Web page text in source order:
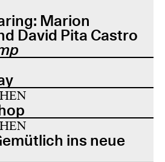
Marion
David Pita Castro
ins neue